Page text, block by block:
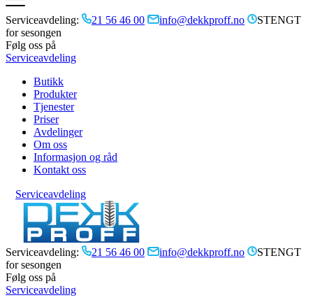
Serviceavdeling: 21 56 46 00 info@dekkproff.no
STENGT
for sesongen
Følg oss på
Serviceavdeling
Butikk
Produkter
Tjenester
Priser
Avdelinger
Om oss
Informasjon og råd
Kontakt oss
Serviceavdeling
Serviceavdeling: 21 56 46 00 info@dekkproff.no
STENGT
for sesongen
Følg oss på
Serviceavdeling